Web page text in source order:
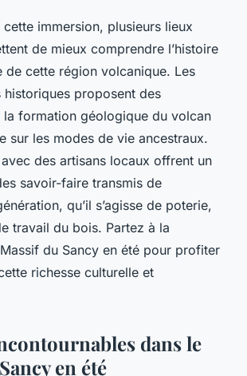
immersion, plusieurs lieux
de mieux comprendre l’histoire
de cette région volcanique. Les
historiques proposent des
la formation géologique du volcan
sur les modes de vie ancestraux.
des artisans locaux offrent un
savoir-faire transmis de
qu’il s’agisse de poterie,
travail du bois. Partez à la
du Sancy en été pour profiter
richesse culturelle et
dans le
en été